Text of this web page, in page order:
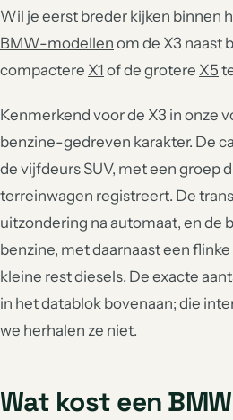
Wil je eerst breder kijken binnen
BMW-modellen om de X3 naast
compactere X1 of de grotere X5
Kenmerkend voor de X3 in onze
benzine-gedreven karakter. De
de vijfdeurs SUV, met een groep
terreinwagen registreert. De
uitzondering na automaat, en de
benzine, met daarnaast een
kleine rest diesels. De exacte
in het datablok bovenaan; die
we herhalen ze niet.
Wat kost een